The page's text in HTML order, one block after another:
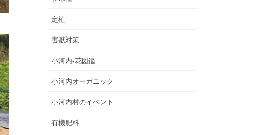
定植
害獣対策
小河内‐花図鑑
小河内オーガニック
小河内村のイベント
有機肥料